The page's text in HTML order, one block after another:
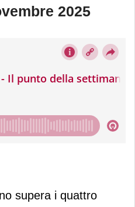
2025
settimana,
2025
supera i quattro